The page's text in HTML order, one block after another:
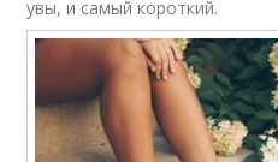
увы, и самый короткий.